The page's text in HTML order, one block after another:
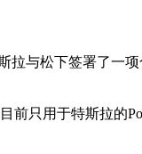
拉与松下签署了一
只用于特斯拉的